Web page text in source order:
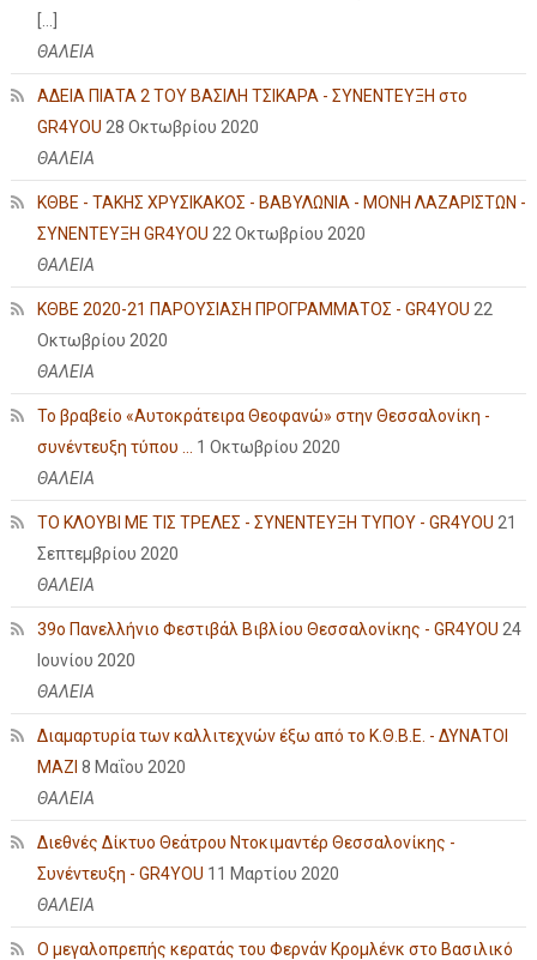
ΘΑΛΕΙΑ
ΑΔΕΙΑ ΠΙΑΤΑ 2 ΤΟΥ ΒΑΣΙΛΗ ΤΣΙΚΑΡΑ - ΣΥΝΕΝΤΕΥΞΗ στο
GR4YOU 28 Οκτωβρίου 2020
ΘΑΛΕΙΑ
ΚΘΒΕ - ΤΑΚΗΣ ΧΡΥΣΙΚΑΚΟΣ - ΒΑΒΥΛΩΝΙΑ - ΜΟΝΗ ΛΑΖΑΡΙΣΤΩΝ -
ΣΥΝΕΝΤΕΥΞΗ GR4YOU 22 Οκτωβρίου 2020
ΘΑΛΕΙΑ
ΚΘΒΕ 2020-21 ΠΑΡΟΥΣΙΑΣΗ ΠΡΟΓΡΑΜΜΑΤΟΣ - GR4YOU 22
Οκτωβρίου 2020
ΘΑΛΕΙΑ
Το βραβείο «Αυτοκράτειρα Θεοφανώ» στην Θεσσαλονίκη -
συνέντευξη τύπου ...
1 Οκτωβρίου 2020
ΘΑΛΕΙΑ
ΤΟ ΚΛΟΥΒΙ ΜΕ ΤΙΣ ΤΡΕΛΕΣ - ΣΥΝΕΝΤΕΥΞΗ ΤΥΠΟΥ - GR4YOU 21
Σεπτεμβρίου 2020
ΘΑΛΕΙΑ
39ο Πανελλήνιο Φεστιβάλ Βιβλίου Θεσσαλονίκης - GR4YOU 24
Ιουνίου 2020
ΘΑΛΕΙΑ
Διαμαρτυρία των καλλιτεχνών έξω από το Κ.Θ.Β.Ε. - ΔΥΝΑΤΟΙ
ΜΑΖΙ 8 Μαΐου 2020
ΘΑΛΕΙΑ
Διεθνές Δίκτυο Θεάτρου Ντοκιμαντέρ Θεσσαλονίκης -
Συνέντευξη - GR4YOU 11 Μαρτίου 2020
ΘΑΛΕΙΑ
Ο μεγαλοπρεπής κερατάς του Φερνάν Κρομλένκ στο Βασιλικό